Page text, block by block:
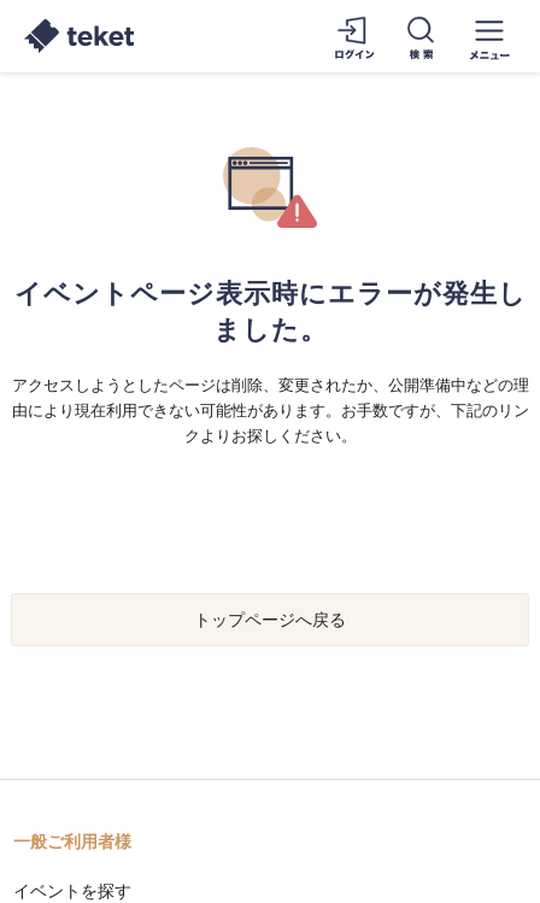
イベントページ表示時にエラーが発生し
ました。
アクセスしようとしたページは削除、変更されたか、公開準備中などの理
由により現在利用できない可能性があります。お手数ですが、下記のリン
クよりお探しください。
トップページへ戻る
一般ご利用者様
イベントを探す